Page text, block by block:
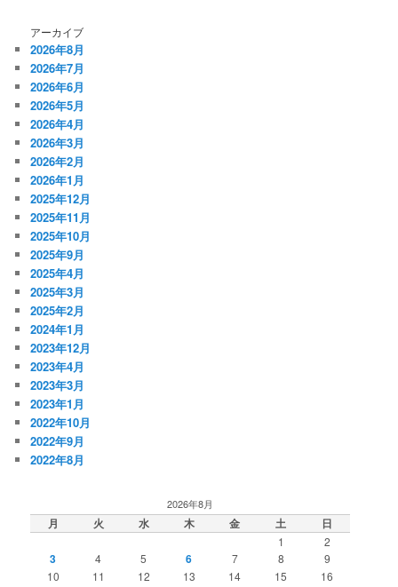
アーカイブ
2026年8月
2026年7月
2026年6月
2026年5月
2026年4月
2026年3月
2026年2月
2026年1月
2025年12月
2025年11月
2025年10月
2025年9月
2025年4月
2025年3月
2025年2月
2024年1月
2023年12月
2023年4月
2023年3月
2023年1月
2022年10月
2022年9月
2022年8月
2026年8月
月 火 水 木 金 土 日
1 2
3 4 5 6 7 8
9
10
11 12 13 14 15
16